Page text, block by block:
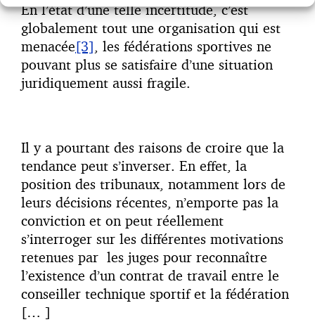
En l’état d’une telle incertitude, c’est
globalement tout une organisation qui est
menacée[3], les fédérations sportives ne
pouvant plus se satisfaire d’une situation
juridiquement aussi fragile.
Il y a pourtant des raisons de croire que la
tendance peut s’inverser. En effet, la
position des tribunaux, notamment lors de
leurs décisions récentes, n’emporte pas la
conviction et on peut réellement
s’interroger sur les différentes motivations
retenues par les juges pour reconnaître
l’existence d’un contrat de travail entre le
conseiller technique sportif et la fédération
[… ]